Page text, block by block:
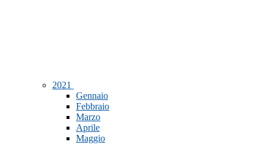
2021
Gennaio
Febbraio
Marzo
Aprile
Maggio